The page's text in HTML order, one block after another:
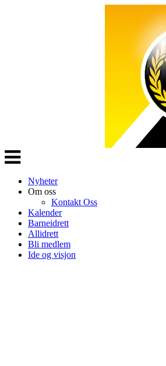
Veksle
navigasjon
Nyheter
Om oss
Kontakt Oss
Kalender
Barneidrett
Allidrett
Bli medlem
Ide og visjon